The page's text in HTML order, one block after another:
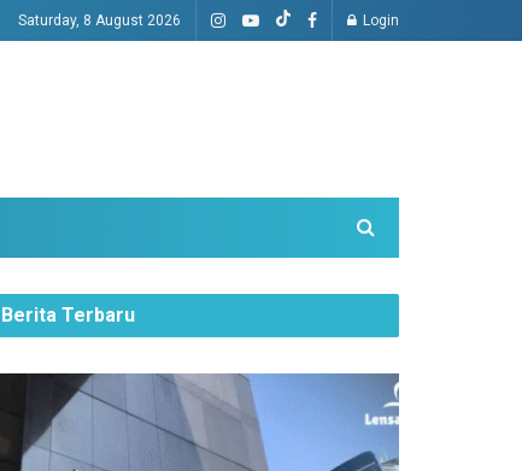
Saturday, 8 August 2026 Login
Berita Terbaru